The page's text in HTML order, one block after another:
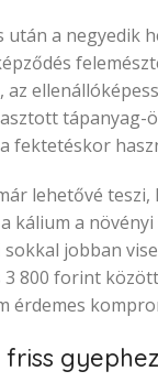
a negyedik
tápanyag-
fektetéskor
lehetővé
kálium a
jobban
800 forint
érdemes
gyephez